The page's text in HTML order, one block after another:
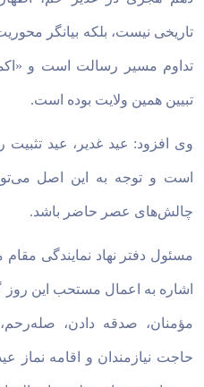
تاریخی نیست، بلکه بیانگر
تداوم مسیر رسالت است و
تبیین همین ولایت بوده است.
وی افزود: عید غدیر، عید
است و توجه به این اصل
چالش‌های عصر حاضر باشد.
مسئول دفتر نهاد نمایندگی
اشاره به اعمال مستحب این
مؤمنان، صدقه دادن،
حاجت نیازمندان و اقامه نماز